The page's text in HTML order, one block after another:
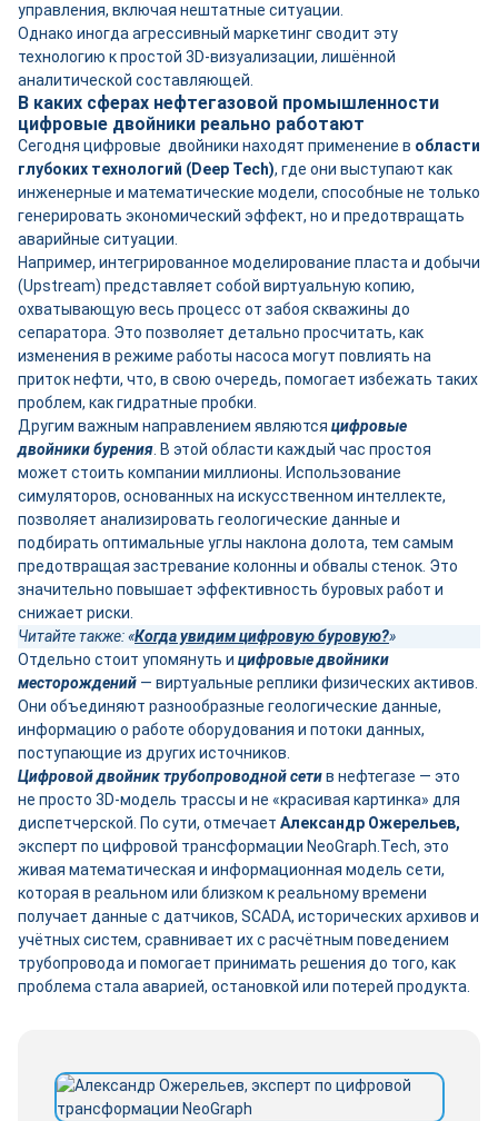
управления, включая нештатные ситуации.
Однако иногда агрессивный маркетинг сводит эту
технологию к простой 3D-визуализации, лишённой
аналитической составляющей.
В каких сферах нефтегазовой промышленности
цифровые двойники реально работают
Сегодня цифровые двойники находят применение в области
глубоких технологий (Deep Tech), где они выступают как
инженерные и математические модели, способные не только
генерировать экономический эффект, но и предотвращать
аварийные ситуации.
Например, интегрированное моделирование пласта и добычи
(Upstream) представляет собой виртуальную копию,
охватывающую весь процесс от забоя скважины до
сепаратора. Это позволяет детально просчитать, как
изменения в режиме работы насоса могут повлиять на
приток нефти, что, в свою очередь, помогает избежать таких
проблем, как гидратные пробки.
Другим важным направлением являются цифровые
двойники бурения . В этой области каждый час простоя
может стоить компании миллионы. Использование
симуляторов, основанных на искусственном интеллекте,
позволяет анализировать геологические данные и
подбирать оптимальные углы наклона долота, тем самым
предотвращая застревание колонны и обвалы стенок. Это
значительно повышает эффективность буровых работ и
снижает риски.
Читайте также: «Когда увидим цифровую буровую?»
Отдельно стоит упомянуть и цифровые двойники
месторождений — виртуальные реплики физических активов.
Они объединяют разнообразные геологические данные,
информацию о работе оборудования и потоки данных,
поступающие из других источников.
Цифровой двойник трубопроводной сетив нефтегазе — это
не просто 3D-модель трассы и не «красивая картинка» для
диспетчерской. По сути, отмечает Александр Ожерельев,
эксперт по цифровой трансформации NeoGraph.Tech, это
живая математическая и информационная модель сети,
которая в реальном или близком к реальному времени
получает данные с датчиков, SCADA, исторических архивов и
учётных систем, сравнивает их с расчётным поведением
трубопровода и помогает принимать решения до того, как
проблема стала аварией, остановкой или потерей продукта.